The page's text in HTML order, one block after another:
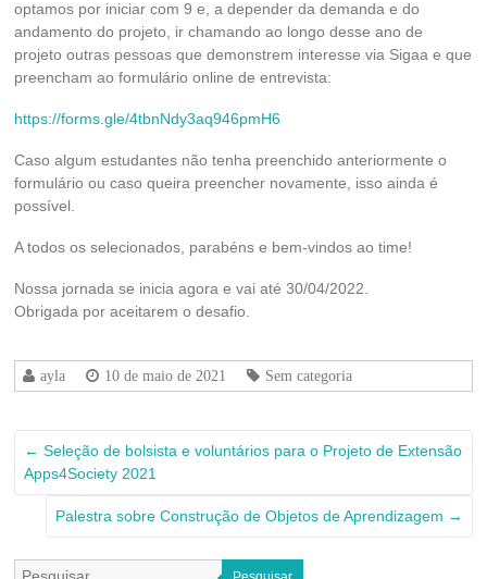
optamos por iniciar com 9 e, a depender da demanda e do
andamento do projeto, ir chamando ao longo desse ano de
projeto outras pessoas que demonstrem interesse via Sigaa e que
preencham ao formulário online de entrevista:
https://forms.gle/4tbnNdy3aq946pmH6
Caso algum estudantes não tenha preenchido anteriormente o
formulário ou caso queira preencher novamente, isso ainda é
possível.
A todos os selecionados, parabéns e bem-vindos ao time!
Nossa jornada se inicia agora e vai até 30/04/2022.
Obrigada por aceitarem o desafio.
ayla 10 de maio de 2021 Sem categoria
← Seleção de bolsista e voluntários para o Projeto de Extensão
Apps4Society 2021
Palestra sobre Construção de Objetos de Aprendizagem →